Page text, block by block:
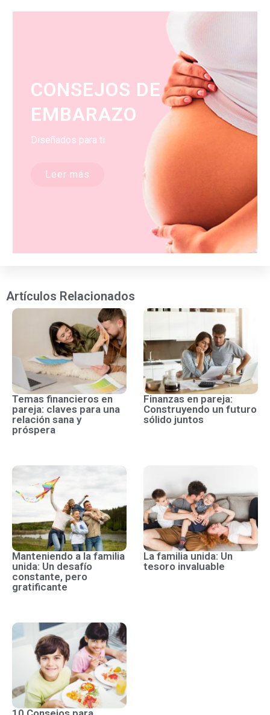
CONSEJOS DE
EMBARAZO
Diseñados para ti
Leer más
Artículos Relacionados
Temas financieros en
pareja: claves para una
relación sana y
próspera
Finanzas en pareja:
Construyendo un futuro
sólido juntos
Manteniendo a la familia
unida: Un desafío
constante, pero
gratificante
La familia unida: Un
tesoro invaluable